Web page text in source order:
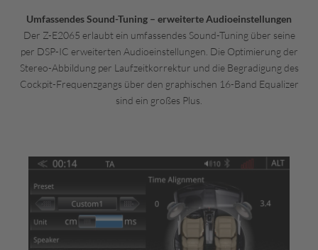
Umfassendes Sound-Tuning – erweiterte Audio­einstellungen
Der Z-E2065 erlaubt ein umfassendes Sound-Tuning über seine
per DSP-IC erweiterten Audio­einstellungen. Die Optimierung der
Stereo-Abbildung per Laufzeitkorrektur und die Begradigung des
Cockpit-Frequenzgangs über den graphischen 16-Band Equalizer
sind ein großes Plus.